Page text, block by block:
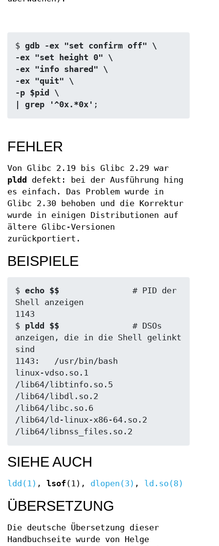
$ gdb -ex "set confirm off" \
-ex "set height 0" \
-ex "info shared" \
-ex "quit" \
-p $pid \
| grep '^0x.*0x'
FEHLER
Von Glibc 2.19 bis Glibc 2.29 war
pldd
defekt: bei der Ausführung hing
es einfach. Das Problem wurde in
Glibc 2.30 behoben und die Korrektur
wurde in einigen Distributionen auf
ältere Glibc-Versionen
zurückportiert.
BEISPIELE
$ echo $$
               # PID der
Shell anzeigen
1143
$ pldd $$
               # DSOs
anzeigen, die in die Shell gelinkt
sind
1143:   /usr/bin/bash
linux-vdso.so.1
/lib64/libtinfo.so.5
/lib64/libdl.so.2
/lib64/libc.so.6
/lib64/ld-linux-x86-64.so.2
SIEHE AUCH
ldd(1) , lsof (1), dlopen(3) , ld.so(8)
ÜBERSETZUNG
Die deutsche Übersetzung dieser
Handbuchseite wurde von Helge